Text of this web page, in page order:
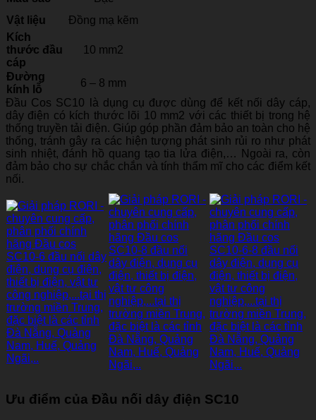
Vật liệu
Đồng mạ kẽm
Kích
thước đầu
cáp
10 mm2
Đường
kính lỗ
6 – 8 mm
Đầu Cos SC10 là dụng cụ được dùng để kết nối dây cáp,
dây điện có kích thước lõi 10 mm2 với các thiết bị trong hệ
thống truyền tải điện. Giúp góp phần đảm bảo an toàn cho hệ
thống, tránh gây ra các hiện tượng phát sinh rủi ro như phát
sinh nhiệt, đánh hồ quang tạo tia lửa điện,… Ngoài ra, còn
đảm bảo cho sự chắc chắn và tính thẩm mĩ cho các điểm kết
nối.
Ưu điểm của Đầu nối dây điện SC10